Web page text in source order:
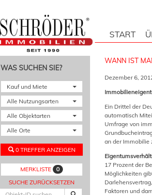
START
WANN IST
Dezember 6,
Ein Drittel der
automatisch
Umfrage von
an der Immobilie
17 Prozent der
Möglichkeiten
Faktoren und
WAS SUCHEN SIE?
Kauf und Miete
Alle Nutzungsarten
Alle Objektarten
Alle Orte
0 TREFFER ANZEIGEN
MERKLISTE
0
SUCHE ZURÜCKSETZEN